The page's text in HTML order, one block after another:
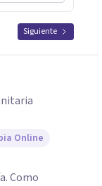
Siguiente
Online
Como